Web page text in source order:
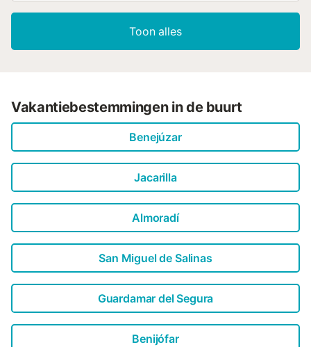
Toon alles
Vakantiebestemmingen in de buurt
Benejúzar
Jacarilla
Almoradí
San Miguel de Salinas
Guardamar del Segura
Benijófar